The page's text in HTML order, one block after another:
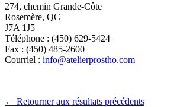
274, chemin Grande-Côte
Rosemère, QC
J7A 1J5
Téléphone : (450) 629-5424
Fax : (450) 485-2600
Courriel : info@atelierprostho.com
← Retourner aux résultats précédents